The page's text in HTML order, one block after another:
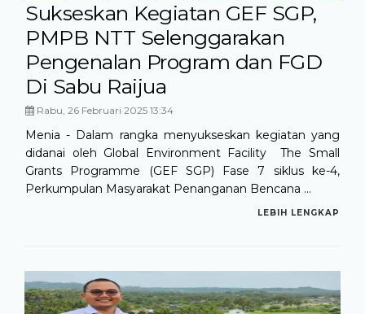
Sukseskan Kegiatan GEF SGP,
PMPB NTT Selenggarakan
Pengenalan Program dan FGD
Di Sabu Raijua
Rabu, 26 Februari 2025 13:34
Menia - Dalam rangka menyukseskan kegiatan yang
didanai oleh Global Environment Facility The Small
Grants Programme (GEF SGP) Fase 7 siklus ke-4,
Perkumpulan Masyarakat Penanganan Bencana ...
LEBIH LENGKAP